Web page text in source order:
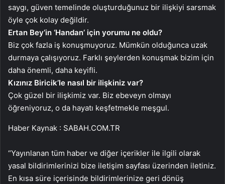
saygı, güven temelinde oluşturduğunuz bir ilişkiyi sarsmak
öyle çok kolay değildir.
Ertan Bey’in ‘Handan’ için yorumu ne oldu?
Biz çok fazla iş konuşmuyoruz. Mümkün olduğunca uzak
durmaya çalışıyoruz. Farklı şeylerden konuşmak bizim için
daha önemli, daha keyifli.
Kızınız Biricik’le nasıl bir ilişkiniz var?
Çok güzel bir ilişkimiz var. Biz ebeveyn olmayı
öğreniyoruz, o da hayatı keşfetmekle meşgul.
Haber Kaynak : SABAH.COM.TR
“Yayınlanan tüm haber ve diğer içerikler ile ilgili olarak
yasal bildirimlerinizi bize iletişim sayfası üzerinden iletiniz.
En kısa süre içerisinde bildirimlerinize geri dönüş